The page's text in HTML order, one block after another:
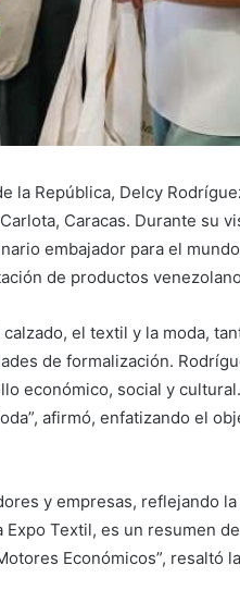
la República, Delcy
Caracas. Durante su
embajador para el
de productos
el textil y la moda,
de formalización.
económico, social y
afirmó, enfatizando el
y empresas, reflejando
Textil, es un resumen
Económicos”, resaltó